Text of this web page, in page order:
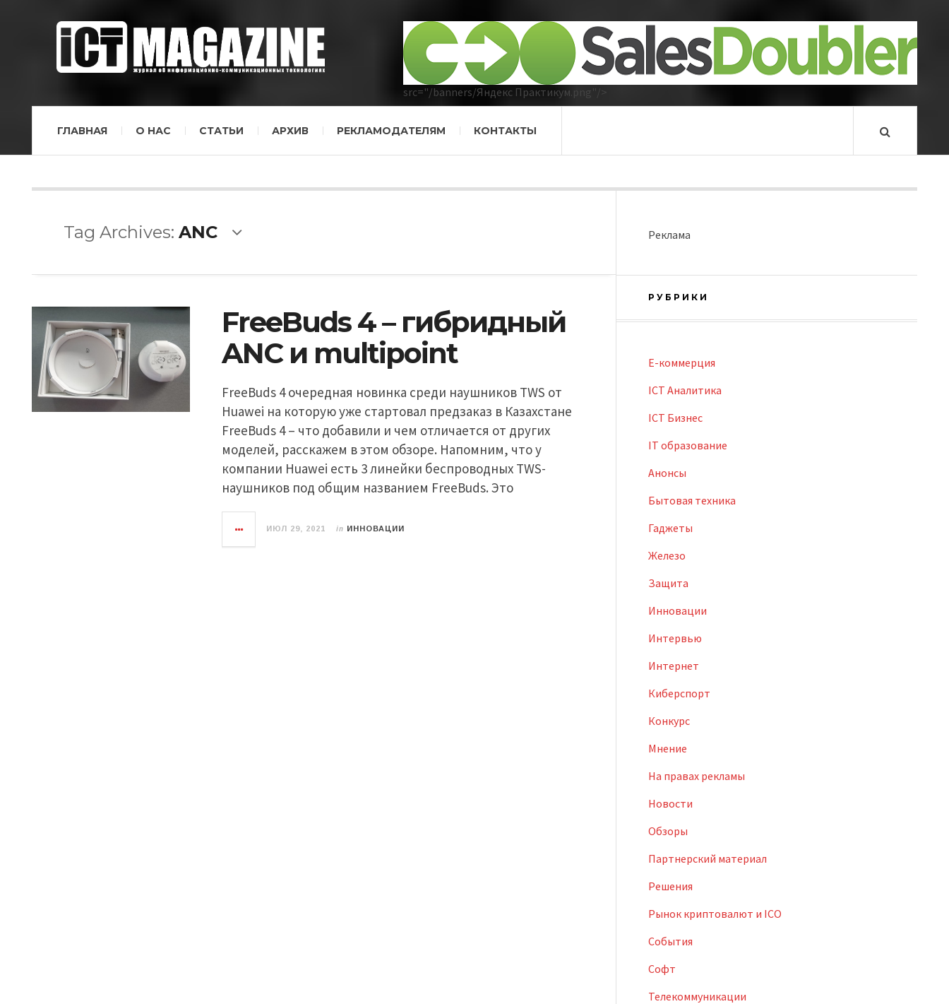
src="/banners/Яндекс Практикум.png"/>
ГЛАВНАЯ О НАС СТАТЬИ АРХИВ РЕКЛАМОДАТЕЛЯМ КОНТАКТЫ
Tag Archives: ANC
FreeBuds 4 – гибридный
ANC и multipoint
FreeBuds 4 очередная новинка среди наушников TWS от
Huawei на которую уже стартовал предзаказ в Казахстане
FreeBuds 4 – что добавили и чем отличается от других
моделей, расскажем в этом обзоре. Напомним, что у
компании Huawei есть 3 линейки беспроводных TWS-
наушников под общим названием FreeBuds. Это
ИЮЛ 29, 2021 in ИННОВАЦИИ
Реклама
РУБРИКИ
E-коммерция
ICT Аналитика
ICT Бизнес
IT образование
Анонсы
Бытовая техника
Гаджеты
Железо
Защита
Инновации
Интервью
Интернет
Киберспорт
Конкурс
Мнение
На правах рекламы
Новости
Обзоры
Партнерский материал
Решения
Рынок криптовалют и ICO
События
Софт
Телекоммуникации